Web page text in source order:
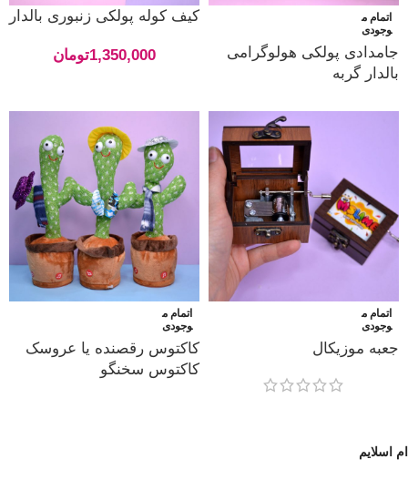
اتمام م
وجودی
جامدادی پولکی هولوگرامی
بالدار گربه
کیف کوله پولکی زنبوری بالدار
1,350,000تومان
اتمام م
وجودی
جعبه موزیکال
اتمام م
وجودی
کاکتوس رقصنده یا عروسک
کاکتوس سخنگو
ام اسلایم